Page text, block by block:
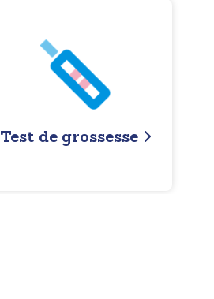
Test de grossesse